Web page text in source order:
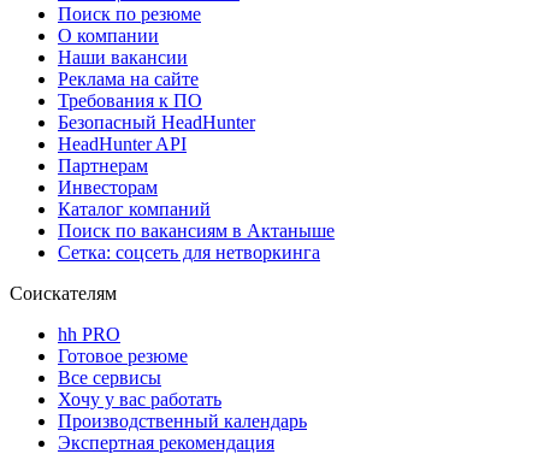
Поиск по резюме
О компании
Наши вакансии
Реклама на сайте
Требования к ПО
Безопасный HeadHunter
HeadHunter API
Партнерам
Инвесторам
Каталог компаний
Поиск по вакансиям в Актаныше
Сетка: соцсеть для нетворкинга
Соискателям
hh PRO
Готовое резюме
Все сервисы
Хочу у вас работать
Производственный календарь
Экспертная рекомендация